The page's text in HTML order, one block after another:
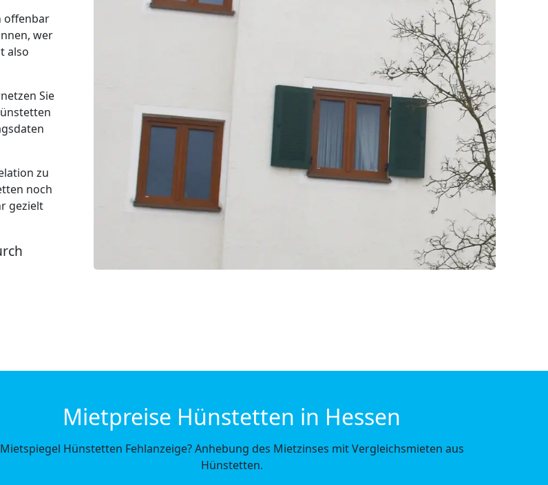
offenbar
wer
also
Sie
zu
noch
gezielt
Mietpreise Hünstetten in Hessen
Mietspiegel Hünstetten Fehlanzeige? Anhebung des Mietzinses mit Vergleichsmieten aus
Hünstetten.